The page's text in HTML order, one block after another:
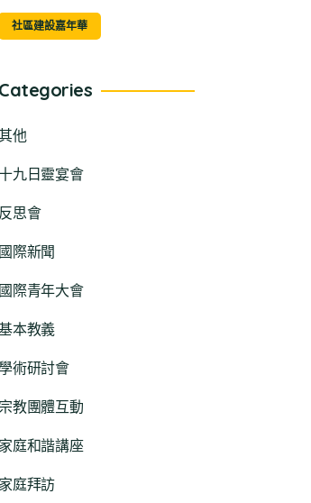
社區建設嘉年華
Categories
他
九日靈宴會
反思會
國際新聞
國際青年大會
本教義
術研討會
宗教團體互動
家庭和諧講座
家庭拜訪